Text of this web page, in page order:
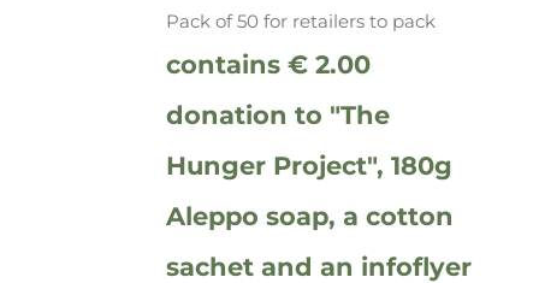
Pack of 50 for retailers to pack
contains € 2.00
donation to "The
Hunger Project", 180g
Aleppo soap, a cotton
sachet and an infoflyer